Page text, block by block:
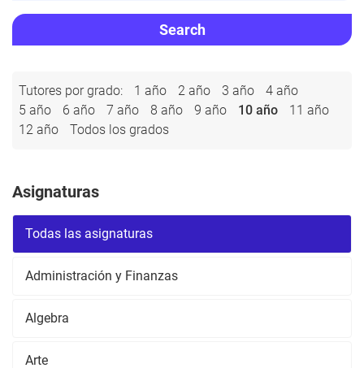
Search
Tutores por grado: 1 año 2 año 3 año
4 año
5 año
6 año 7 año 8 año 9 año 10 año
11 año
12 año
Todos los grados
Asignaturas
Todas las asignaturas
Administración y Finanzas
Algebra
Arte